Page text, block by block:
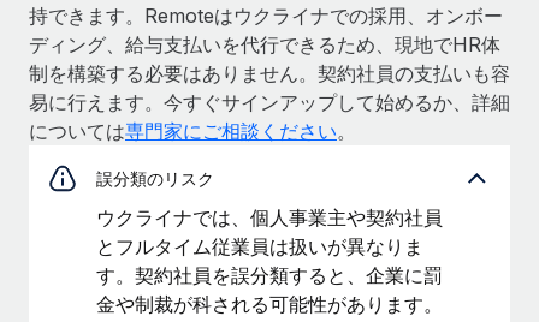
持できます。Remoteはウクライナでの採用、オンボー
ディング、給与支払いを代行できるため、現地でHR体
制を構築する必要はありません。契約社員の支払いも容
易に行えます。今すぐサインアップして始めるか、詳細
については専門家にご相談ください。
誤分類のリスク
ウクライナでは、個人事業主や契約社員
とフルタイム従業員は扱いが異なりま
す。契約社員を誤分類すると、企業に罰
金や制裁が科される可能性があります。